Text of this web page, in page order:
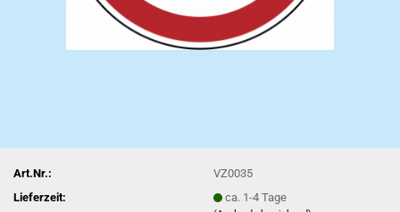
Art.Nr.:
VZ0035
Lieferzeit:
ca. 1-4 Tage